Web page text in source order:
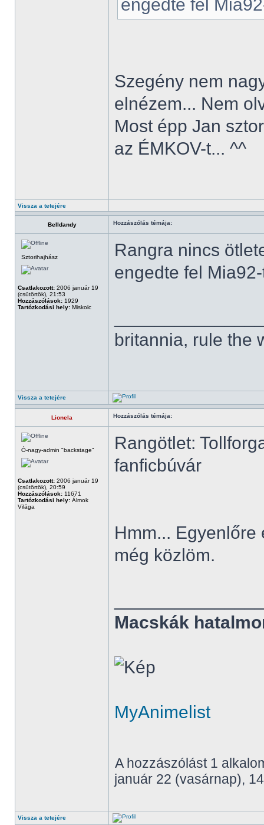
engedte fel
Szegény nem
elnézem... Nem
Most épp Jan
az ÉMKOV-t... ^^
Vissza a tetejére
Belldandy Hozzászólás témája:
Sztorihajhász
Csatlakozott: 2006 január 19
(csütörtök), 21:53
Hozzászólások: 1929
Tartózkodási hely: Miskolc
Rangra nincs
engedte fel
britannia, rule the
Vissza a tetejére
Lionela Hozzászólás témája:
Ó-nagy-admin "backstage"
Csatlakozott: 2006 január 19
(csütörtök), 20:59
Hozzászólások: 11671
Tartózkodási hely: Álmok
Világa
Rangötlet:
fanficbúvár
Hmm...
még közlöm.
Macskák
MyAnimelist
A hozzászólást 1
január 22 (vasárnap),
Vissza a tetejére